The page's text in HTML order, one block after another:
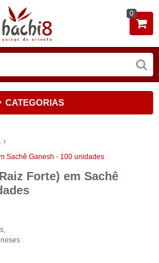
0
CATEGORIAS
Sachê Ganesh - 100 unidades
Forte) em Sachê